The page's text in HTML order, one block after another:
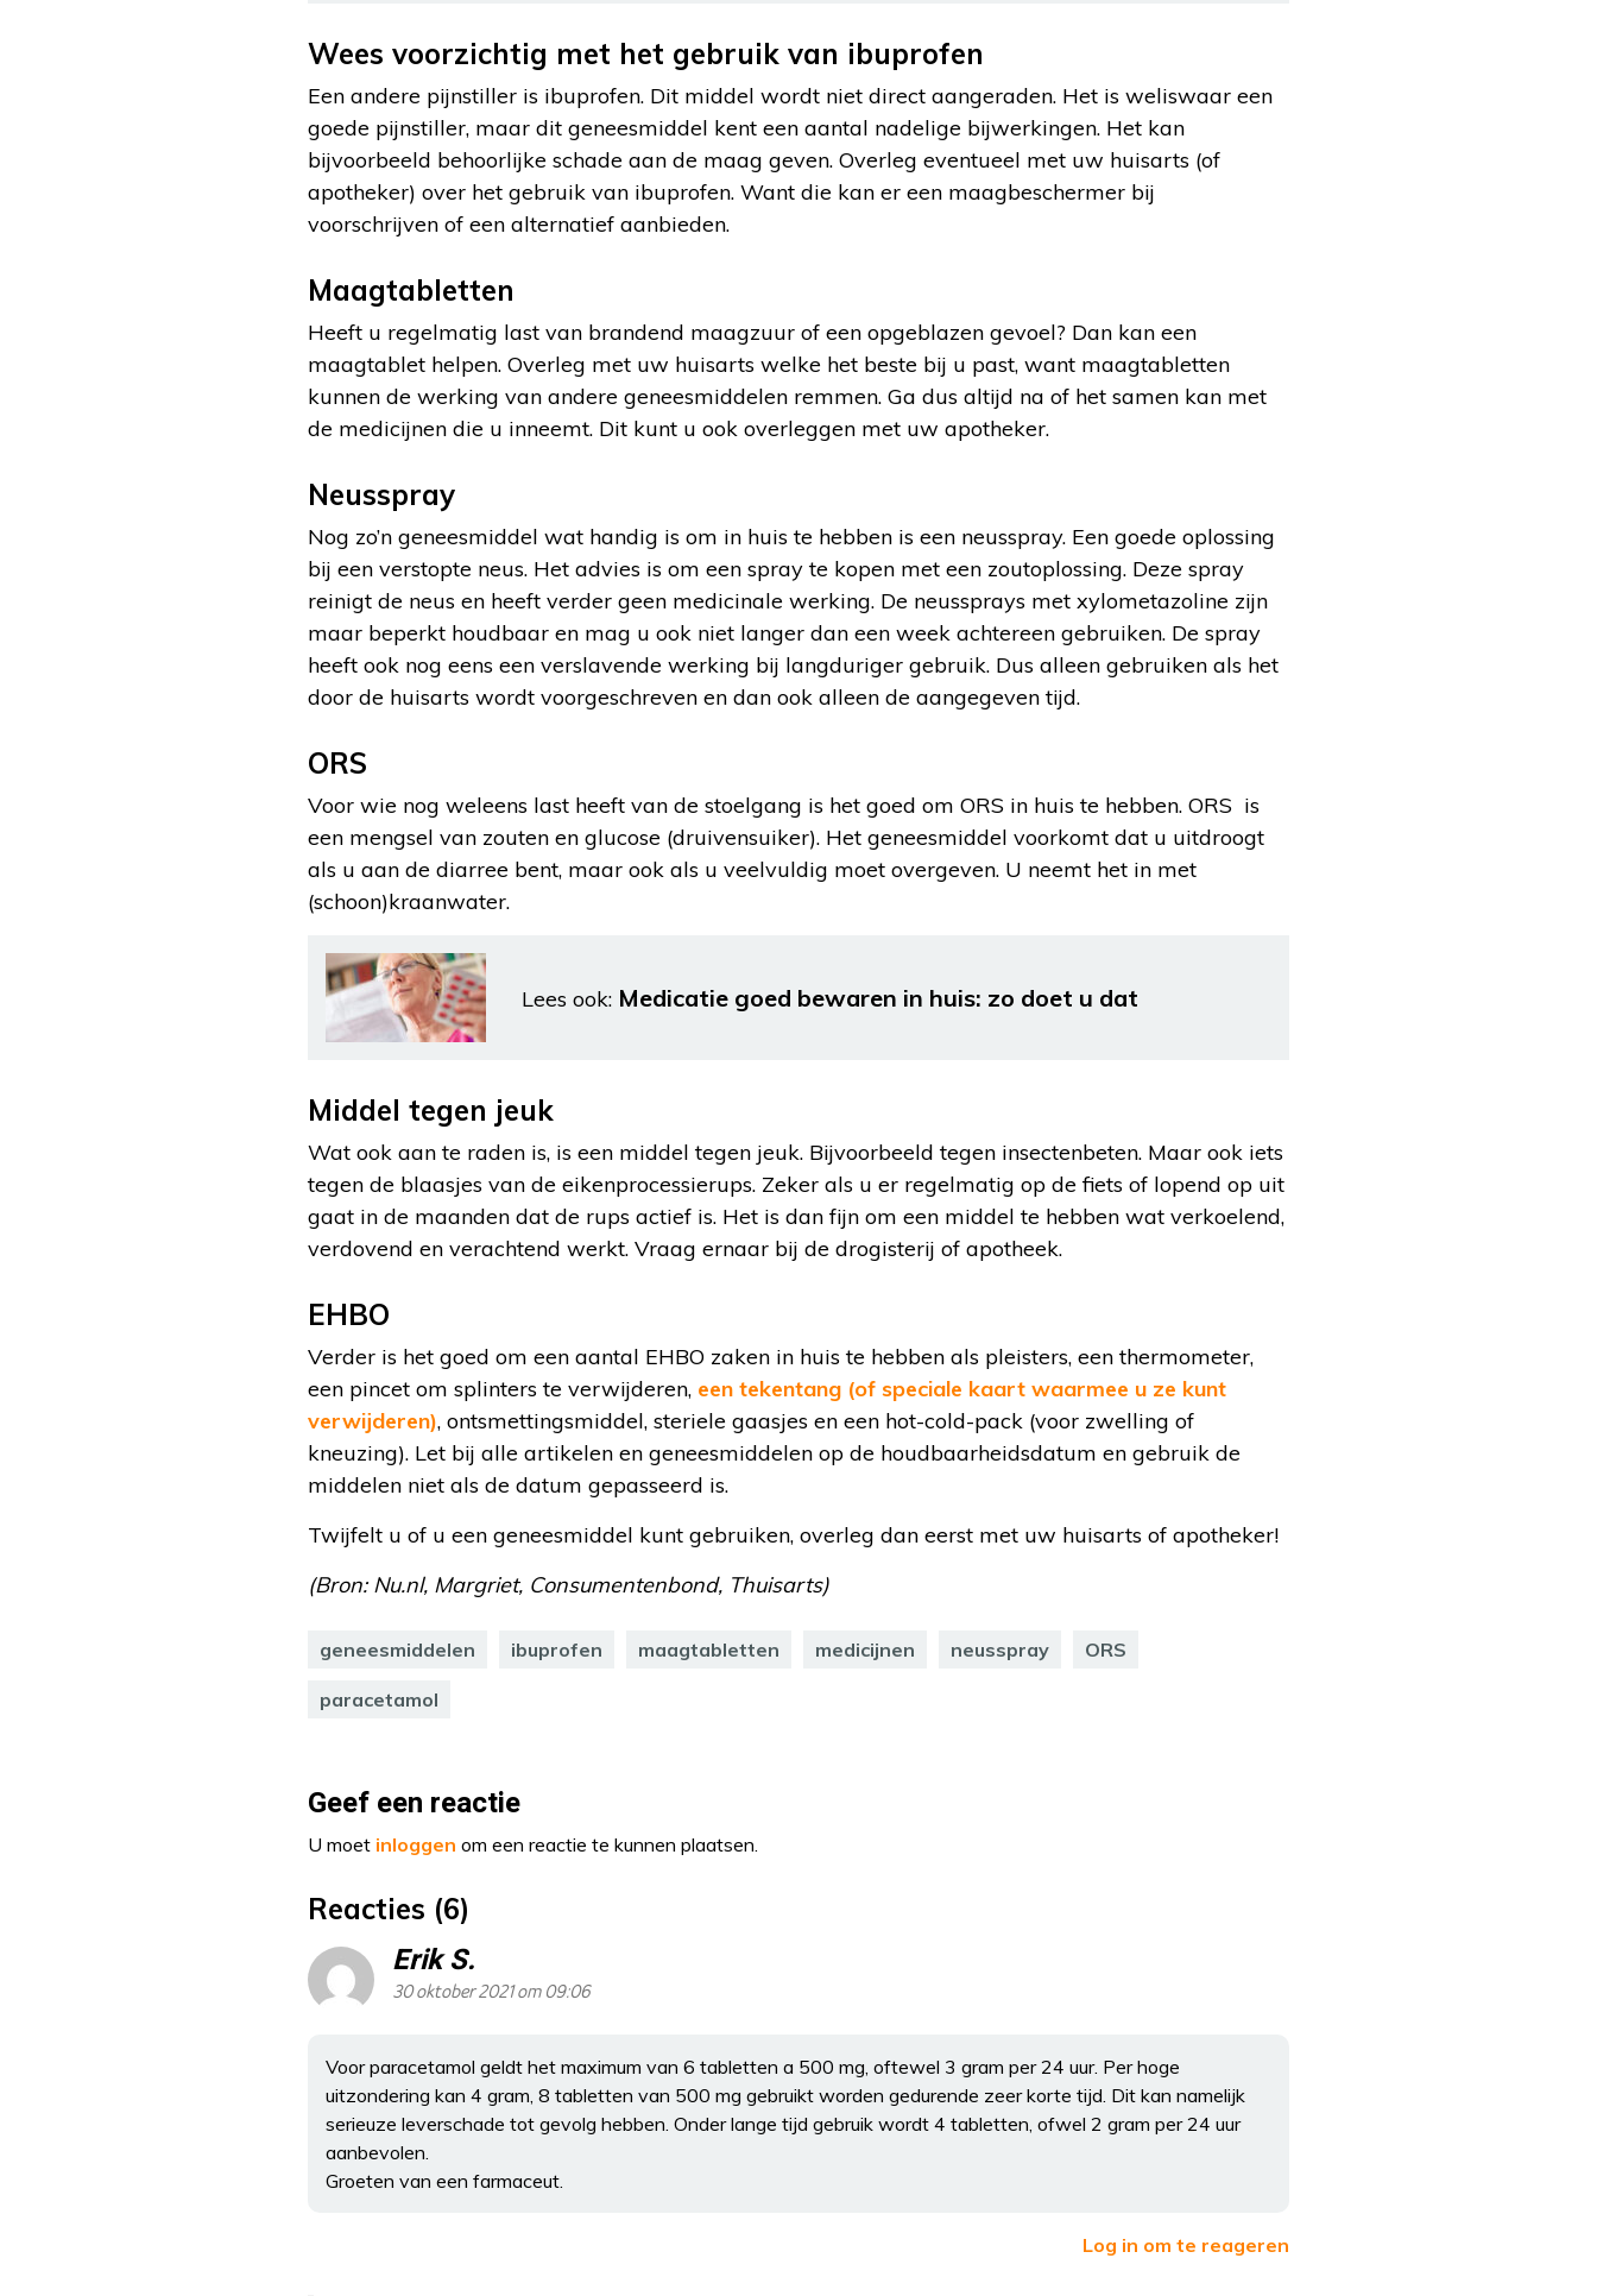
Wees voorzichtig met het gebruik van ibuprofen
Een andere pijnstiller is ibuprofen. Dit middel wordt niet direct aangeraden. Het is weliswaar een
goede pijnstiller, maar dit geneesmiddel kent een aantal nadelige bijwerkingen. Het kan
bijvoorbeeld behoorlijke schade aan de maag geven. Overleg eventueel met uw huisarts (of
apotheker) over het gebruik van ibuprofen. Want die kan er een maagbeschermer bij
voorschrijven of een alternatief aanbieden.
Maagtabletten
Heeft u regelmatig last van brandend maagzuur of een opgeblazen gevoel? Dan kan een
maagtablet helpen. Overleg met uw huisarts welke het beste bij u past, want maagtabletten
kunnen de werking van andere geneesmiddelen remmen. Ga dus altijd na of het samen kan met
de medicijnen die u inneemt. Dit kunt u ook overleggen met uw apotheker.
Neusspray
Nog zo’n geneesmiddel wat handig is om in huis te hebben is een neusspray. Een goede oplossing
bij een verstopte neus. Het advies is om een spray te kopen met een zoutoplossing. Deze spray
reinigt de neus en heeft verder geen medicinale werking. De neussprays met xylometazoline zijn
maar beperkt houdbaar en mag u ook niet langer dan een week achtereen gebruiken. De spray
heeft ook nog eens een verslavende werking bij langduriger gebruik. Dus alleen gebruiken als het
door de huisarts wordt voorgeschreven en dan ook alleen de aangegeven tijd.
ORS
Voor wie nog weleens last heeft van de stoelgang is het goed om ORS in huis te hebben. ORS is
een mengsel van zouten en glucose (druivensuiker). Het geneesmiddel voorkomt dat u uitdroogt
als u aan de diarree bent, maar ook als u veelvuldig moet overgeven. U neemt het in met
(schoon)kraanwater.
Lees ook: Medicatie goed bewaren in huis: zo doet u dat
Middel tegen jeuk
Wat ook aan te raden is, is een middel tegen jeuk. Bijvoorbeeld tegen insectenbeten. Maar ook iets
tegen de blaasjes van de eikenprocessierups. Zeker als u er regelmatig op de fiets of lopend op uit
gaat in de maanden dat de rups actief is. Het is dan fijn om een middel te hebben wat verkoelend,
verdovend en verachtend werkt. Vraag ernaar bij de drogisterij of apotheek.
EHBO
Verder is het goed om een aantal EHBO zaken in huis te hebben als pleisters, een thermometer,
een pincet om splinters te verwijderen, een tekentang (of speciale kaart waarmee u ze kunt
verwijderen), ontsmettingsmiddel, steriele gaasjes en een hot-cold-pack (voor zwelling of
kneuzing). Let bij alle artikelen en geneesmiddelen op de houdbaarheidsdatum en gebruik de
middelen niet als de datum gepasseerd is.
Twijfelt u of u een geneesmiddel kunt gebruiken, overleg dan eerst met uw huisarts of apotheker!
(Bron: Nu.nl, Margriet, Consumentenbond, Thuisarts)
geneesmiddelen ibuprofen maagtabletten medicijnen neusspray ORS
paracetamol
Geef een reactie
U moet inloggen om een reactie te kunnen plaatsen.
Reacties (6)
Erik S.
30 oktober 2021 om 09:06
Voor paracetamol geldt het maximum van 6 tabletten a 500 mg, oftewel 3 gram per 24 uur. Per hoge
uitzondering kan 4 gram, 8 tabletten van 500 mg gebruikt worden gedurende zeer korte tijd. Dit kan namelijk
serieuze leverschade tot gevolg hebben. Onder lange tijd gebruik wordt 4 tabletten, ofwel 2 gram per 24 uur
aanbevolen.
Groeten van een farmaceut.
Log in om te reageren